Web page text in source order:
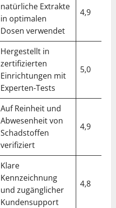
natürliche Extrakte
in optimalen
Dosen verwendet
4,9
Hergestellt in
zertifizierten
Einrichtungen mit
Experten-Tests
5,0
Auf Reinheit und
Abwesenheit von
Schadstoffen
verifiziert
4,9
Klare
Kennzeichnung
und zugänglicher
Kundensupport
4,8